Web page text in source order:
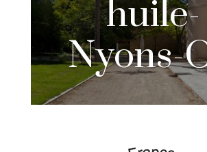
huile-
Nyons-